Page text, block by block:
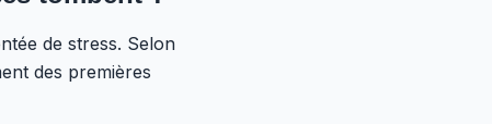
de stress. Selon
des premières